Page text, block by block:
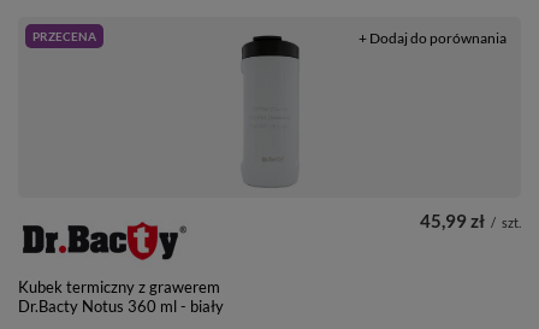
PRZECENA
Kubek termiczny z grawerem
Dr.Bacty Notus 360 ml - biały
45,99 zł / szt.
+ Dodaj do porównania